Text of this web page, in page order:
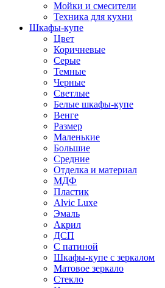
Мойки и смесители
Техника для кухни
Шкафы-купе
Цвет
Коричневые
Серые
Темные
Черные
Светлые
Белые шкафы-купе
Венге
Размер
Маленькие
Большие
Средние
Отделка и материал
МДФ
Пластик
Alvic Luxe
Эмаль
Акрил
ДСП
С патиной
Шкафы-купе с зеркалом
Матовое зеркало
Стекло